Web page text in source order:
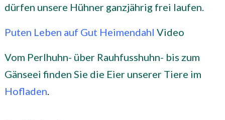
dürfen unsere Hühner ganzjährig frei laufen.
Puten Leben auf Gut Heimendahl Video
Vom Perlhuhn- über Rauhfusshuhn- bis zum
Gänseei finden Sie die Eier unserer Tiere im
Hofladen.